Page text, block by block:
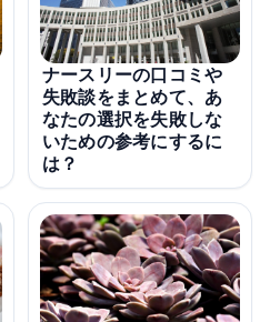
ナースリーの口コミや
失敗談をまとめて、あ
なたの選択を失敗しな
いための参考にするに
は？